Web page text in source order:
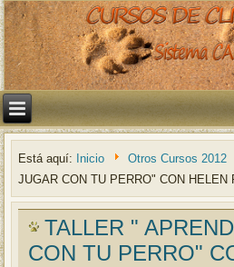
Está aquí: Inicio Otros Cursos 2012
JUGAR CON TU PERRO" CON HELEN
TALLER "
CON TU PERRO"